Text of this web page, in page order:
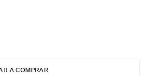
A COMPRAR